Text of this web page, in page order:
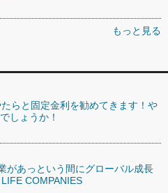
もっと見る
らと固定金利を勧めてきます！や
しょうか！
があっという間にグローバル成長
COMPANIES